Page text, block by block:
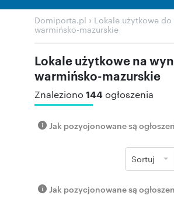
Domiporta.pl › Lokale użytkowe
warmińsko-mazurskie
Lokale użytkowe na
warmińsko-mazurskie
Znaleziono 144ogłoszenia
Jak pozycjonowane są
Sortuj
Jak pozycjonowane są